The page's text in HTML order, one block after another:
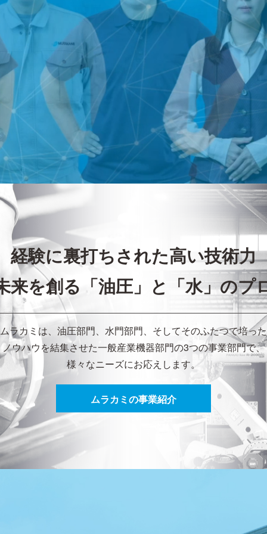
経験に裏打ちされた高い技術力
来を創る「油圧」と「水」のプ
ムラカミは、油圧部門、水門部門、そしてそのふたつで培った
ノウハウを結集させた一般産業機器部門の3つの事業部門で、
様々なニーズにお応えします。
ムラカミの事業紹介